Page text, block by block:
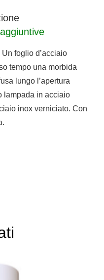
foglio d’acciaio
tempo una morbida
lungo l’apertura
lampada in acciaio
inox verniciato. Con